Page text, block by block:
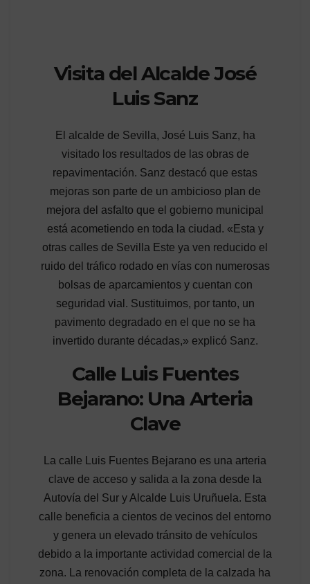
Visita del Alcalde José
Luis Sanz
El alcalde de Sevilla, José Luis Sanz, ha
visitado los resultados de las obras de
repavimentación. Sanz destacó que estas
mejoras son parte de un ambicioso plan de
mejora del asfalto que el gobierno municipal
está acometiendo en toda la ciudad. «Esta y
otras calles de Sevilla Este ya ven reducido el
ruido del tráfico rodado en vías con numerosas
bolsas de aparcamientos y cuentan con
seguridad vial. Sustituimos, por tanto, un
pavimento degradado en el que no se ha
invertido durante décadas,» explicó Sanz.
Calle Luis Fuentes
Bejarano: Una Arteria
Clave
La calle Luis Fuentes Bejarano es una arteria
clave de acceso y salida a la zona desde la
Autovía del Sur y Alcalde Luis Uruñuela. Esta
calle beneficia a cientos de vecinos del entorno
y genera un elevado tránsito de vehículos
debido a la importante actividad comercial de la
zona. La renovación completa de la calzada ha